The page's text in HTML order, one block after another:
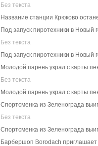
Без текста
Название станции Крюково
Под запуск пиротехники в Новый
Без текста
Под запуск пиротехники в Новый
Молодой парень украл с карты
Без текста
Молодой парень украл с карты
Спортсменка из Зеленограда
Без текста
Спортсменка из Зеленограда
Барбершоп Borodach